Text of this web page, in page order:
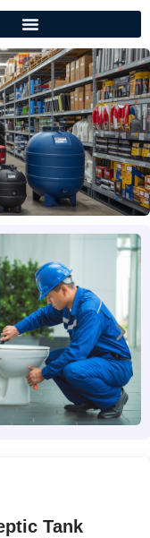
Tank